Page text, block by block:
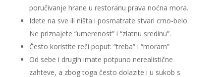
poručivanje hrane u restoranu prava noćna mora.
Idete na sve ili ništa i posmatrate stvari crno-belo.
Ne priznajete “umerenost” i “zlatnu sredinu”.
Često koristite reči poput: “treba” i “moram”
Od sebe i drugih imate potpuno nerealistične
zahteve, a zbog toga često dolazite i u sukob s